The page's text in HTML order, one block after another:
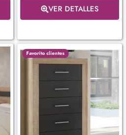
VER DETALLES
Favorito clientes